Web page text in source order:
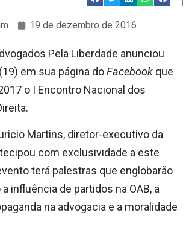
19 de dezembro de 2016
Pela Liberdade anunciou
em sua página doFacebook que
o I Encontro Nacional dos
Martins, diretor-executivo da
com exclusividade a este
terá palestras que englobarão
influência de partidos na OAB, a
na advogacia e a moralidade